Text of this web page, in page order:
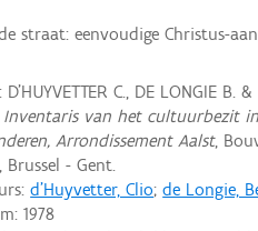
straat: eenvoudige Christus-
D'HUYVETTER C., DE LONGIE B.
Inventaris van het cultuurbezit
Arrondissement Aalst,
Brussel - Gent.
d'Huyvetter, Clio;de Longie,
1978